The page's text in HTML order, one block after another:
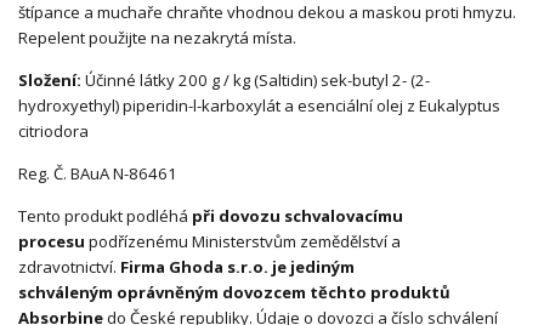
štípance a muchaře chraňte vhodnou dekou a maskou proti hmyzu.
Repelent použijte na nezakrytá místa.
Složení: Účinné látky 200 g / kg (Saltidin) sek-butyl 2- (2-
hydroxyethyl) piperidin-l-karboxylát a esenciální olej z Eukalyptus
citriodora
Reg. Č. BAuA N-86461
Tento produkt podléhá při dovozu schvalovacímu
procesu podřízenému Ministerstvům zemědělství a
zdravotnictví. Firma Ghoda s.r.o. je jediným
schváleným oprávněným dovozcem těchto produktů
Absorbinedo České republiky. Údaje o dovozci a číslo schválení